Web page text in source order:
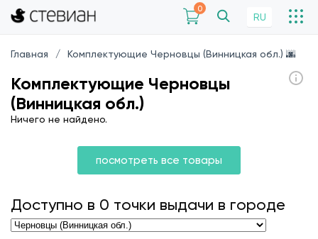
0
RU
Главная Комплектующие Черновцы (Винницкая обл.) 🌆
Комплектующие Черновцы
(Винницкая обл.)
Ничего не найдено.
посмотреть все товары
Доступно в 0 точки выдачи в городе